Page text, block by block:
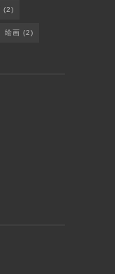
(2)
绘画 (2)